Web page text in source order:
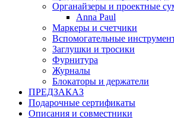
Органайзеры и проектные
Anna Paul
Маркеры и счетчики
Вспомогательные
Заглушки и тросики
Фурнитура
Журналы
Блокаторы и держатели
ПРЕДЗАКАЗ
Подарочные сертификаты
Описания и совместники